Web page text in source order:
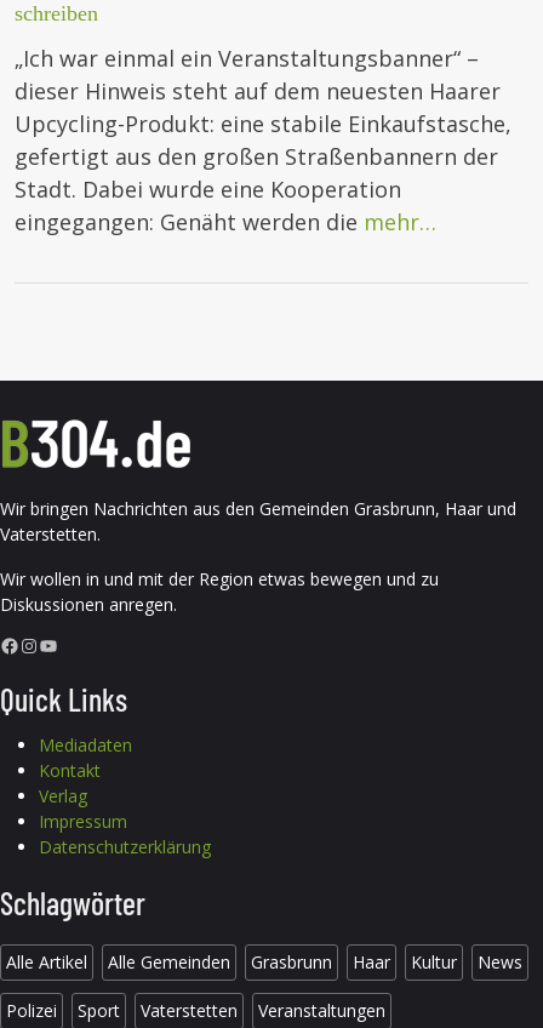
schreiben
„Ich war einmal ein Veranstaltungsbanner“ –
dieser Hinweis steht auf dem neuesten Haarer
Upcycling-Produkt: eine stabile Einkaufstasche,
gefertigt aus den großen Straßenbannern der
Stadt. Dabei wurde eine Kooperation
eingegangen: Genäht werden die mehr…
Wir bringen Nachrichten aus den Gemeinden Grasbrunn, Haar und
Vaterstetten.
Wir wollen in und mit der Region etwas bewegen und zu
Diskussionen anregen.
Facebook InstagramYouTube
Quick Links
Mediadaten
Kontakt
Verlag
Impressum
Datenschutzerklärung
Schlagwörter
Alle Artikel Alle Gemeinden Grasbrunn Haar Kultur News
Polizei Sport Vaterstetten Veranstaltungen